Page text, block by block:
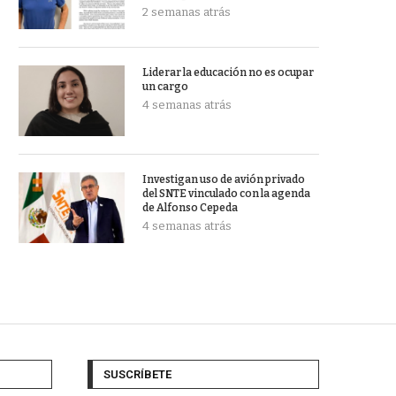
2 semanas atrás
Liderar la educación no es ocupar
un cargo
4 semanas atrás
Investigan uso de avión privado
del SNTE vinculado con la agenda
de Alfonso Cepeda
4 semanas atrás
SUSCRÍBETE